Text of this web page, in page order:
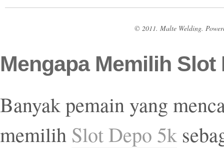
© 2011. Malte Welding.
Mengapa Memilih
Banyak pemain yang
memilih Slot Depo 5k